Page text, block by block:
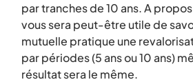
par tranches de 10 ans. A
vous sera peut-être utile de
mutuelle pratique une
par périodes (5 ans ou 10 ans)
résultat sera le même.